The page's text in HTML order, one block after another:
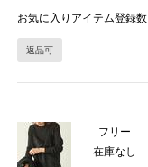
Next
お気に入りアイテム登録数
返品可
フリー
在庫なし